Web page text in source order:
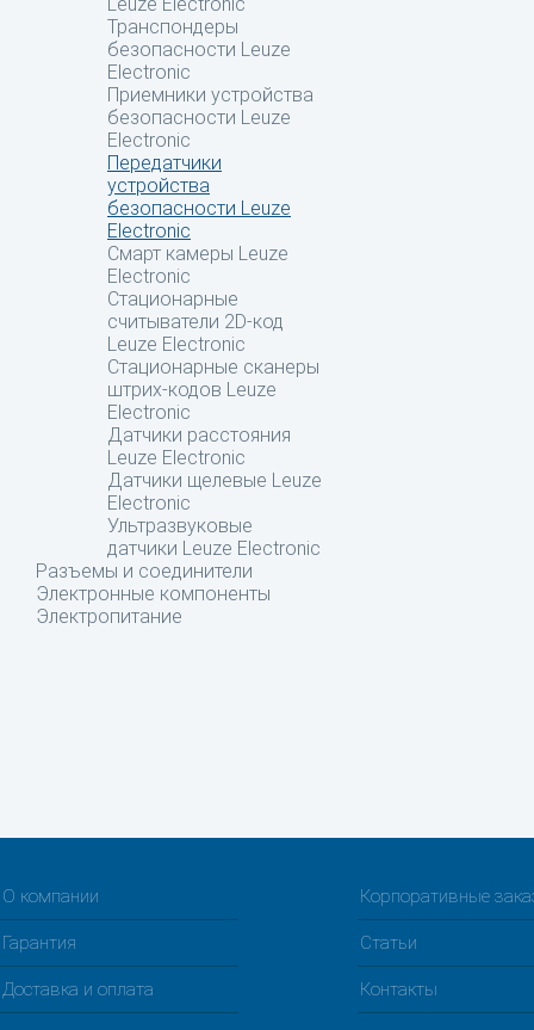
Транспондеры
безопасности Leuze
Electronic
Приемники устройства
безопасности Leuze
Electronic
Передатчики
устройства
безопасности Leuze
Electronic
Смарт камеры Leuze
Electronic
Стационарные
считыватели 2D-код
Leuze Electronic
Стационарные сканеры
штрих-кодов Leuze
Electronic
Датчики расстояния
Leuze Electronic
Датчики щелевые Leuze
Electronic
Ультразвуковые
датчики Leuze Electronic
Разъемы и соединители
Электронные компоненты
Электропитание
О компании Корпоративные
Гарантия Статьи
Доставка и оплата Контакты